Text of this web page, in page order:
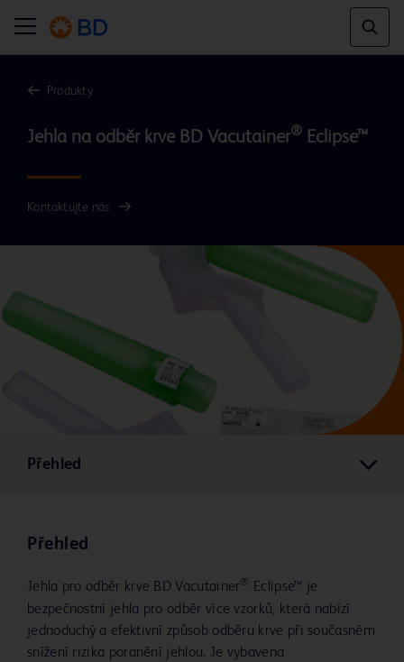
Produkty
Jehla na odběr krve BD Vacutainer®
Kontaktujte nás
Přehled
Přehled
Jehla pro odběr krve BD Vacutainer®
Eclipse™ je
bezpečnostní jehla pro odběr více vzorků, která nabízí
jednoduchý a efektivní způsob odběru krve při současném
snížení rizika poranění jehlou. Je vybavena